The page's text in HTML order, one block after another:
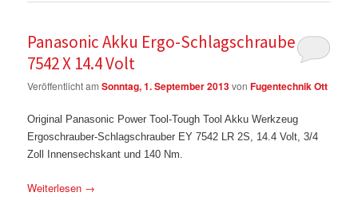
Panasonic Akku Ergo-Schlagschrauber EY
7542 X 14.4 Volt
Veröffentlicht amSonntag, 1. September 2013vonFugentechnik Ott
Original Panasonic Power Tool-Tough Tool Akku Werkzeug
Ergoschrauber-Schlagschrauber EY 7542 LR 2S, 14.4 Volt, 3/4
Zoll Innensechskant und 140 Nm.
Weiterlesen →